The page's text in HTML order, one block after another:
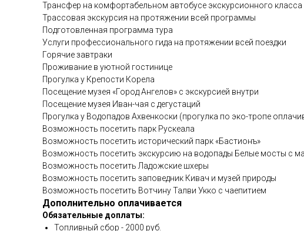
Трансфер на комфортабельном автобусе экскурсионного
Трассовая экскурсия на протяжении всей программы
Подготовленная программа тура
Услуги профессионального гида на протяжении всей поездки
Горячие завтраки
Проживание в уютной гостинице
Прогулка у Крепости Корела
Посещение музея «Город Ангелов» с экскурсией внутри
Посещение музея Иван-чая с дегустаций
Прогулка у Водопадов Ахвенкоски (прогулка по эко-тропе
Возможность посетить парк Рускеала
Возможность посетить исторический парк «Бастионъ»
Возможность посетить экскурсию на водопады Белые мосты с
Возможность посетить Ладожские шхеры
Возможность посетить заповедник Кивач и музей природы
Возможность посетить Вотчину Талви Укко с чаепитием
Дополнительно оплачивается
Обязательные доплаты:
Топливный сбор - 2000 руб.